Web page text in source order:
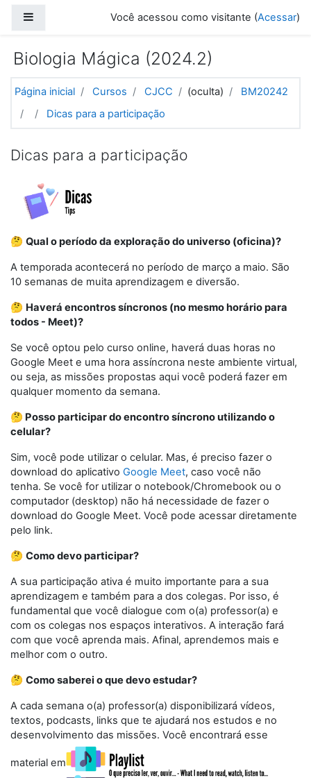
Você acessou como visitante (Acessar)
Biologia Mágica (2024.2)
Página inicial Cursos CJCC (oculta)
BM20242
Dicas para a participação
Dicas para a participação
🤔 Qual o período da exploração do universo (oficina)?
A temporada acontecerá no período de março a maio. São
10 semanas de muita aprendizagem e diversão.
🤔 Haverá encontros síncronos (no mesmo horário para
todos - Meet)?
Se você optou pelo curso online, haverá duas horas no
Google Meet e uma hora assíncrona neste ambiente virtual,
ou seja, as missões propostas aqui você poderá fazer em
qualquer momento da semana.
🤔 Posso participar do encontro síncrono utilizando o
celular?
Sim, você pode utilizar o celular. Mas, é preciso fazer o
download do aplicativo Google Meet, caso você não
tenha. Se você for utilizar o notebook/Chromebook ou o
computador (desktop) não há necessidade de fazer o
download do Google Meet. Você pode acessar diretamente
pelo link.
🤔 Como devo participar?
A sua participação ativa é muito importante para a sua
aprendizagem e também para a dos colegas. Por isso, é
fundamental que você dialogue com o(a) professor(a) e
com os colegas nos espaços interativos. A interação fará
com que você aprenda mais. Afinal, aprendemos mais e
melhor com o outro.
🤔 Como saberei o que devo estudar?
A cada semana o(a) professor(a) disponibilizará vídeos,
textos, podcasts, links que te ajudará nos estudos e no
desenvolvimento das missões. Você encontrará esse
material em